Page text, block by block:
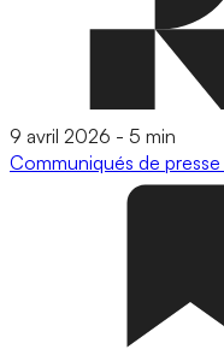
9 avril 2026 - 5 min
Communiqués de presse